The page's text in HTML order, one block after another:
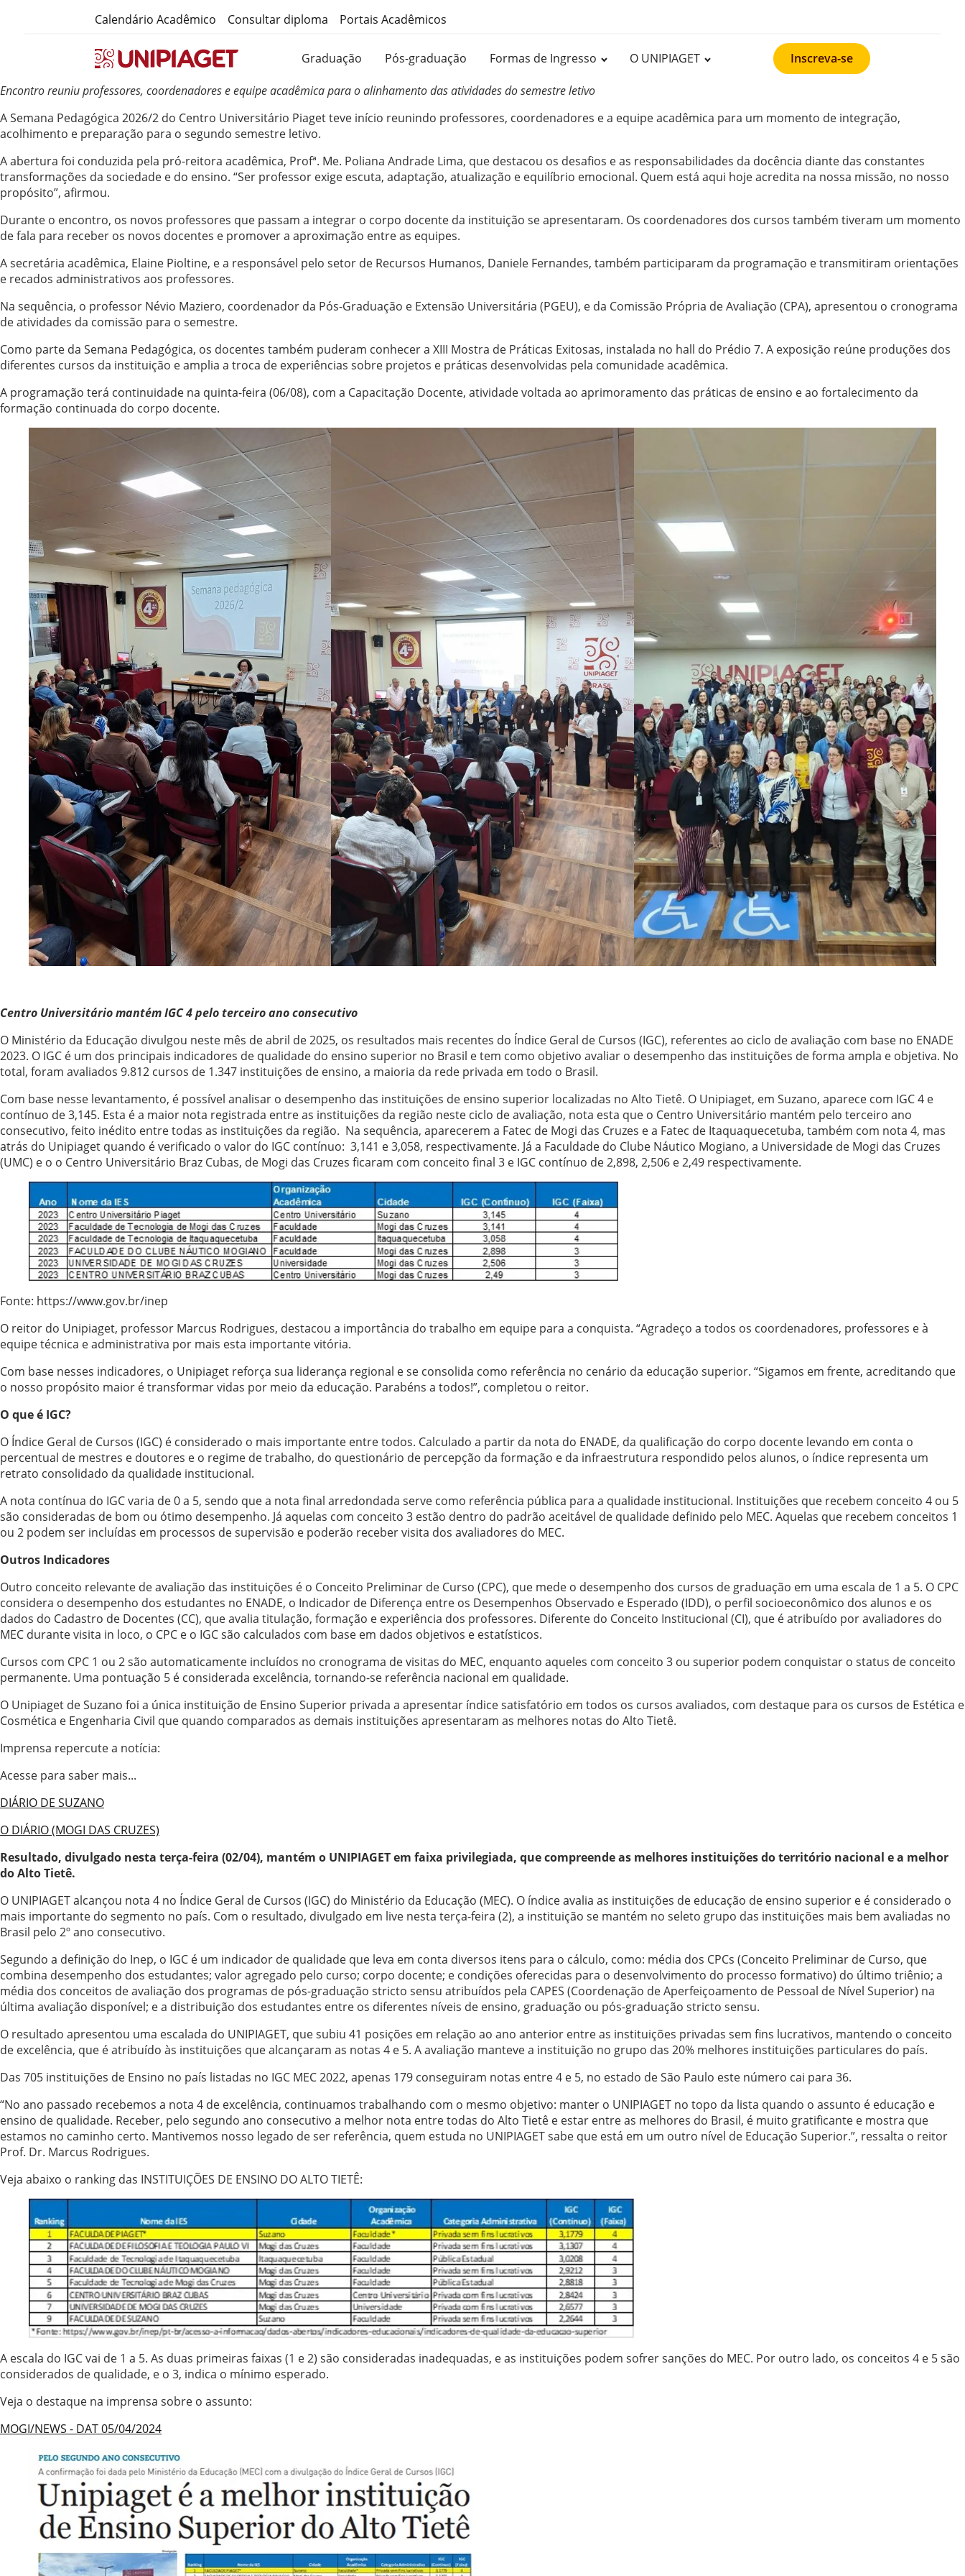
Calendário Acadêmico Consultar diploma Portais Acadêmicos
Graduação Pós-graduação Formas de Ingresso O UNIPIAGET Inscreva-se
Encontro reuniu professores, coordenadores e equipe acadêmica para o alinhamento das atividades do semestre letivo
A Semana Pedagógica 2026/2 do Centro Universitário Piaget teve início reunindo professores, coordenadores e a equipe acadêmica para um momento de integração,
acolhimento e preparação para o segundo semestre letivo.
A abertura foi conduzida pela pró-reitora acadêmica, Profª. Me. Poliana Andrade Lima, que destacou os desafios e as responsabilidades da docência diante das constantes
transformações da sociedade e do ensino. “Ser professor exige escuta, adaptação, atualização e equilíbrio emocional. Quem está aqui hoje acredita na nossa missão, no nosso
propósito”, afirmou.
Durante o encontro, os novos professores que passam a integrar o corpo docente da instituição se apresentaram. Os coordenadores dos cursos também tiveram um momento
de fala para receber os novos docentes e promover a aproximação entre as equipes.
A secretária acadêmica, Elaine Pioltine, e a responsável pelo setor de Recursos Humanos, Daniele Fernandes, também participaram da programação e transmitiram orientações
e recados administrativos aos professores.
Na sequência, o professor Névio Maziero, coordenador da Pós-Graduação e Extensão Universitária (PGEU), e da Comissão Própria de Avaliação (CPA), apresentou o cronograma
de atividades da comissão para o semestre.
Como parte da Semana Pedagógica, os docentes também puderam conhecer a XIII Mostra de Práticas Exitosas, instalada no hall do Prédio 7. A exposição reúne produções dos
diferentes cursos da instituição e amplia a troca de experiências sobre projetos e práticas desenvolvidas pela comunidade acadêmica.
A programação terá continuidade na quinta-feira (06/08), com a Capacitação Docente, atividade voltada ao aprimoramento das práticas de ensino e ao fortalecimento da
formação continuada do corpo docente.
Centro Universitário mantém IGC 4 pelo terceiro ano consecutivo
O Ministério da Educação divulgou neste mês de abril de 2025, os resultados mais recentes do Índice Geral de Cursos (IGC), referentes ao ciclo de avaliação com base no ENADE
2023. O IGC é um dos principais indicadores de qualidade do ensino superior no Brasil e tem como objetivo avaliar o desempenho das instituições de forma ampla e objetiva. No
total, foram avaliados 9.812 cursos de 1.347 instituições de ensino, a maioria da rede privada em todo o Brasil.
Com base nesse levantamento, é possível analisar o desempenho das instituições de ensino superior localizadas no Alto Tietê. O Unipiaget, em Suzano, aparece com IGC 4 e
contínuo de 3,145. Esta é a maior nota registrada entre as instituições da região neste ciclo de avaliação, nota esta que o Centro Universitário mantém pelo terceiro ano
consecutivo, feito inédito entre todas as instituições da região. Na sequência, aparecerem a Fatec de Mogi das Cruzes e a Fatec de Itaquaquecetuba, também com nota 4, mas
atrás do Unipiaget quando é verificado o valor do IGC contínuo: 3,141 e 3,058, respectivamente. Já a Faculdade do Clube Náutico Mogiano, a Universidade de Mogi das Cruzes
(UMC) e o o Centro Universitário Braz Cubas, de Mogi das Cruzes ficaram com conceito final 3 e IGC contínuo de 2,898, 2,506 e 2,49 respectivamente.
Fonte: https://www.gov.br/inep
O reitor do Unipiaget, professor Marcus Rodrigues, destacou a importância do trabalho em equipe para a conquista. “Agradeço a todos os coordenadores, professores e à
equipe técnica e administrativa por mais esta importante vitória.
Com base nesses indicadores, o Unipiaget reforça sua liderança regional e se consolida como referência no cenário da educação superior. “Sigamos em frente, acreditando que
o nosso propósito maior é transformar vidas por meio da educação. Parabéns a todos!”, completou o reitor.
O que é IGC?
O Índice Geral de Cursos (IGC) é considerado o mais importante entre todos. Calculado a partir da nota do ENADE, da qualificação do corpo docente levando em conta o
percentual de mestres e doutores e o regime de trabalho, do questionário de percepção da formação e da infraestrutura respondido pelos alunos, o índice representa um
retrato consolidado da qualidade institucional.
A nota contínua do IGC varia de 0 a 5, sendo que a nota final arredondada serve como referência pública para a qualidade institucional. Instituições que recebem conceito 4 ou 5
são consideradas de bom ou ótimo desempenho. Já aquelas com conceito 3 estão dentro do padrão aceitável de qualidade definido pelo MEC. Aquelas que recebem conceitos 1
ou 2 podem ser incluídas em processos de supervisão e poderão receber visita dos avaliadores do MEC.
Outros Indicadores
Outro conceito relevante de avaliação das instituições é o Conceito Preliminar de Curso (CPC), que mede o desempenho dos cursos de graduação em uma escala de 1 a 5. O CPC
considera o desempenho dos estudantes no ENADE, o Indicador de Diferença entre os Desempenhos Observado e Esperado (IDD), o perfil socioeconômico dos alunos e os
dados do Cadastro de Docentes (CC), que avalia titulação, formação e experiência dos professores. Diferente do Conceito Institucional (CI), que é atribuído por avaliadores do
MEC durante visita in loco, o CPC e o IGC são calculados com base em dados objetivos e estatísticos.
Cursos com CPC 1 ou 2 são automaticamente incluídos no cronograma de visitas do MEC, enquanto aqueles com conceito 3 ou superior podem conquistar o status de conceito
permanente. Uma pontuação 5 é considerada excelência, tornando-se referência nacional em qualidade.
O Unipiaget de Suzano foi a única instituição de Ensino Superior privada a apresentar índice satisfatório em todos os cursos avaliados, com destaque para os cursos de Estética e
Cosmética e Engenharia Civil que quando comparados as demais instituições apresentaram as melhores notas do Alto Tietê.
Imprensa repercute a notícia:
Acesse para saber mais...
DIÁRIO DE SUZANO
O DIÁRIO (MOGI DAS CRUZES)
Resultado, divulgado nesta terça-feira (02/04), mantém o UNIPIAGET em faixa privilegiada, que compreende as melhores instituições do território nacional e a melhor
do Alto Tietê.
O UNIPIAGET alcançou nota 4 no Índice Geral de Cursos (IGC) do Ministério da Educação (MEC). O índice avalia as instituições de educação de ensino superior e é considerado o
mais importante do segmento no país. Com o resultado, divulgado em live nesta terça-feira (2), a instituição se mantém no seleto grupo das instituições mais bem avaliadas no
Brasil pelo 2º ano consecutivo.
Segundo a definição do Inep, o IGC é um indicador de qualidade que leva em conta diversos itens para o cálculo, como: média dos CPCs (Conceito Preliminar de Curso, que
combina desempenho dos estudantes; valor agregado pelo curso; corpo docente; e condições oferecidas para o desenvolvimento do processo formativo) do último triênio; a
média dos conceitos de avaliação dos programas de pós-graduação stricto sensu atribuídos pela CAPES (Coordenação de Aperfeiçoamento de Pessoal de Nível Superior) na
última avaliação disponível; e a distribuição dos estudantes entre os diferentes níveis de ensino, graduação ou pós-graduação stricto sensu.
O resultado apresentou uma escalada do UNIPIAGET, que subiu 41 posições em relação ao ano anterior entre as instituições privadas sem fins lucrativos, mantendo o conceito
de excelência, que é atribuído às instituições que alcançaram as notas 4 e 5. A avaliação manteve a instituição no grupo das 20% melhores instituições particulares do país.
Das 705 instituições de Ensino no país listadas no IGC MEC 2022, apenas 179 conseguiram notas entre 4 e 5, no estado de São Paulo este número cai para 36.
“No ano passado recebemos a nota 4 de excelência, continuamos trabalhando com o mesmo objetivo: manter o UNIPIAGET no topo da lista quando o assunto é educação e
ensino de qualidade. Receber, pelo segundo ano consecutivo a melhor nota entre todas do Alto Tietê e estar entre as melhores do Brasil, é muito gratificante e mostra que
estamos no caminho certo. Mantivemos nosso legado de ser referência, quem estuda no UNIPIAGET sabe que está em um outro nível de Educação Superior.”, ressalta o reitor
Prof. Dr. Marcus Rodrigues.
Veja abaixo o ranking das INSTITUIÇÕES DE ENSINO DO ALTO TIETÊ:
A escala do IGC vai de 1 a 5. As duas primeiras faixas (1 e 2) são consideradas inadequadas, e as instituições podem sofrer sanções do MEC. Por outro lado, os conceitos 4 e 5 são
considerados de qualidade, e o 3, indica o mínimo esperado.
Veja o destaque na imprensa sobre o assunto:
MOGI/NEWS - DAT 05/04/2024